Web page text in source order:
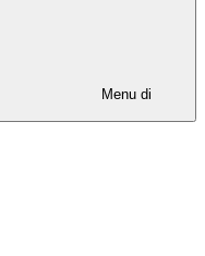
Menu di